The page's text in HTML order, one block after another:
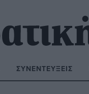
ΣΥΝΕΝΤΕΎΞΕΙΣ